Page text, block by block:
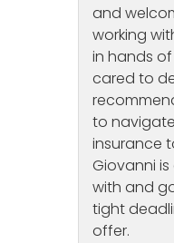
and
working
in hands
cared to
to
insurance
Giovanni
with and
tight
offer.